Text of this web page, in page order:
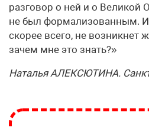
разговор о ней и о Великой
не был формализованным. И
скорее всего, не возникнет
зачем мне это знать?»
Наталья АЛЕКСЮТИНА.